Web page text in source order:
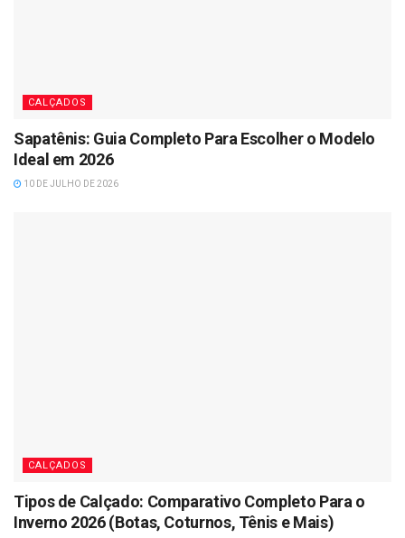
CALÇADOS
Sapatênis: Guia Completo Para Escolher o Modelo
Ideal em 2026
10 DE JULHO DE 2026
CALÇADOS
Tipos de Calçado: Comparativo Completo Para o
Inverno 2026 (Botas, Coturnos, Tênis e Mais)